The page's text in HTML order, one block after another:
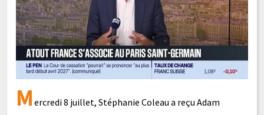
Mercredi 8 juillet, Stéphanie Coleau a reçu Adam